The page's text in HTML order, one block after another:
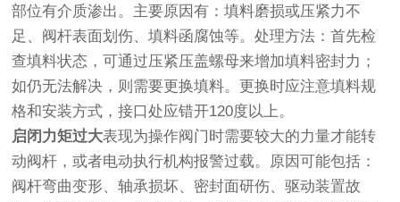
部位有介质渗出。主要原因有：填料磨损或压紧力不
足、阀杆表面划伤、填料函腐蚀等。处理方法：首先检
查填料状态，可通过压紧压盖螺母来增加填料密封力；
如仍无法解决，则需要更换填料。更换时应注意填料规
格和安装方式，接口处应错开120度以上。
启闭力矩过大表现为操作阀门时需要较大的力量才能转
动阀杆，或者电动执行机构报警过载。原因可能包括：
阀杆弯曲变形、轴承损坏、密封面研伤、驱动装置故